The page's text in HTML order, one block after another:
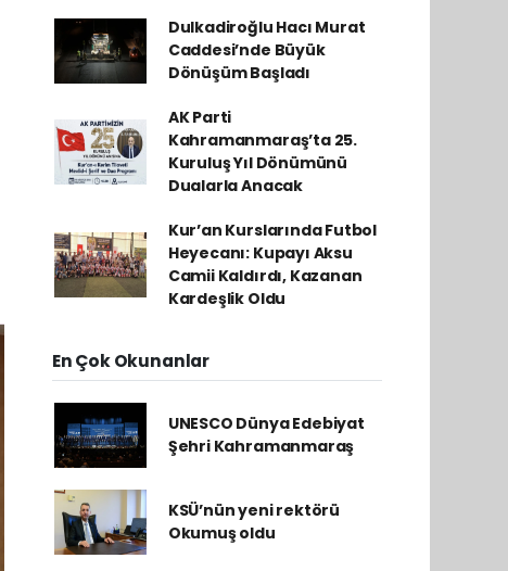
Dulkadiroğlu Hacı Murat
Caddesi’nde Büyük
Dönüşüm Başladı
AK Parti
Kahramanmaraş’ta 25.
Kuruluş Yıl Dönümünü
Dualarla Anacak
Kur’an Kurslarında Futbol
Heyecanı: Kupayı Aksu
Camii Kaldırdı, Kazanan
Kardeşlik Oldu
En Çok Okunanlar
UNESCO Dünya Edebiyat
Şehri Kahramanmaraş
KSÜ’nün yeni rektörü
Okumuş oldu